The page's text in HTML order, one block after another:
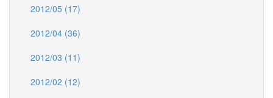
2012/05 (17)
2012/04 (36)
2012/03 (11)
2012/02 (12)